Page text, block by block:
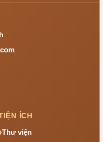
ÍCH
Thư viện